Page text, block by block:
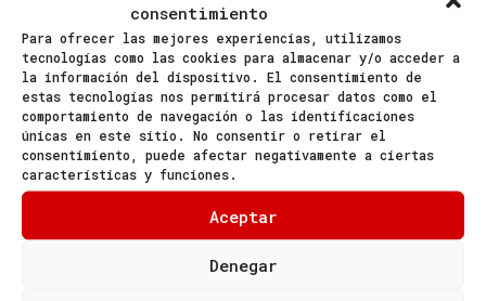
consentimiento
Para ofrecer las mejores experiencias, utilizamos
tecnologías como las cookies para almacenar y/o acceder a
la información del dispositivo. El consentimiento de
estas tecnologías nos permitirá procesar datos como el
comportamiento de navegación o las identificaciones
únicas en este sitio. No consentir o retirar el
consentimiento, puede afectar negativamente a ciertas
características y funciones.
Aceptar
Denegar
697 157 133